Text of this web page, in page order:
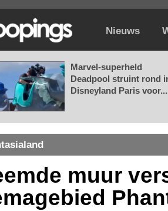
Nieuws
Marvel-superheld
Deadpool struint rond
Disneyland Paris voor...
muur